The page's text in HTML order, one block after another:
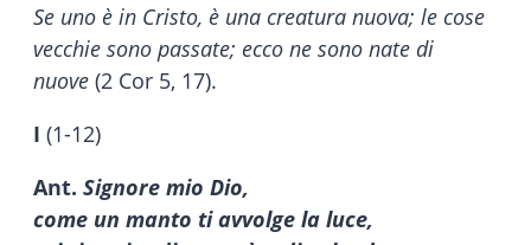
Se uno è in Cristo, è una creatura nuova; le cose
vecchie sono passate; ecco ne sono nate di
nuove (2 Cor 5, 17).
I (1-12)
Ant. Signore mio Dio,
come un manto ti avvolge la luce,